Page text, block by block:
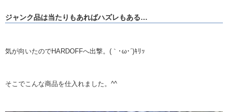
ジャンク品は当たりもあればハズレもある…
気が向いたのでHARDOFFへ出撃。(｀･ω･´)ｷﾘｯ
そこでこんな商品を仕入れました。^^